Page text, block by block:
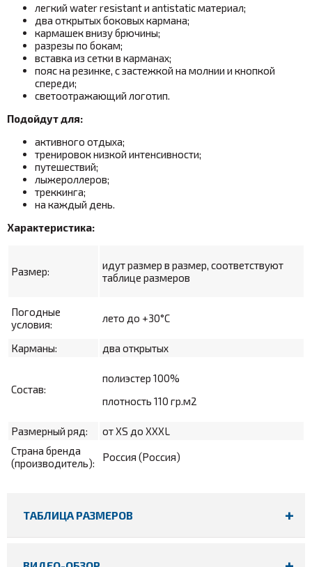
легкий water resistant и antistatic материал;
два открытых боковых кармана;
кармашек внизу брючины;
разрезы по бокам;
вставка из сетки в карманах;
пояс на резинке, с застежкой на молнии и кнопкой
спереди;
светоотражающий логотип.
Подойдут для:
активного отдыха;
тренировок низкой интенсивности;
путешествий;
лыжероллеров;
треккинга;
на каждый день.
Характеристика:
Размер:
идут размер в размер, соответствуют
таблице размеров
Погодные
условия:
лето до +30°С
Карманы: два открытых
Состав:
полиэстер 100%
плотность 110 гр.м2
Размерный ряд:
от XS до XXXL
Страна бренда
(производитель):
Россия (Россия)
ТАБЛИЦА РАЗМЕРОВ